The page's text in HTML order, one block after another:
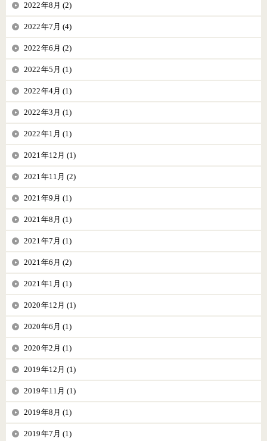
2022年8月 (2)
2022年7月 (4)
2022年6月 (2)
2022年5月 (1)
2022年4月 (1)
2022年3月 (1)
2022年1月 (1)
2021年12月 (1)
2021年11月 (2)
2021年9月 (1)
2021年8月 (1)
2021年7月 (1)
2021年6月 (2)
2021年1月 (1)
2020年12月 (1)
2020年6月 (1)
2020年2月 (1)
2019年12月 (1)
2019年11月 (1)
2019年8月 (1)
2019年7月 (1)